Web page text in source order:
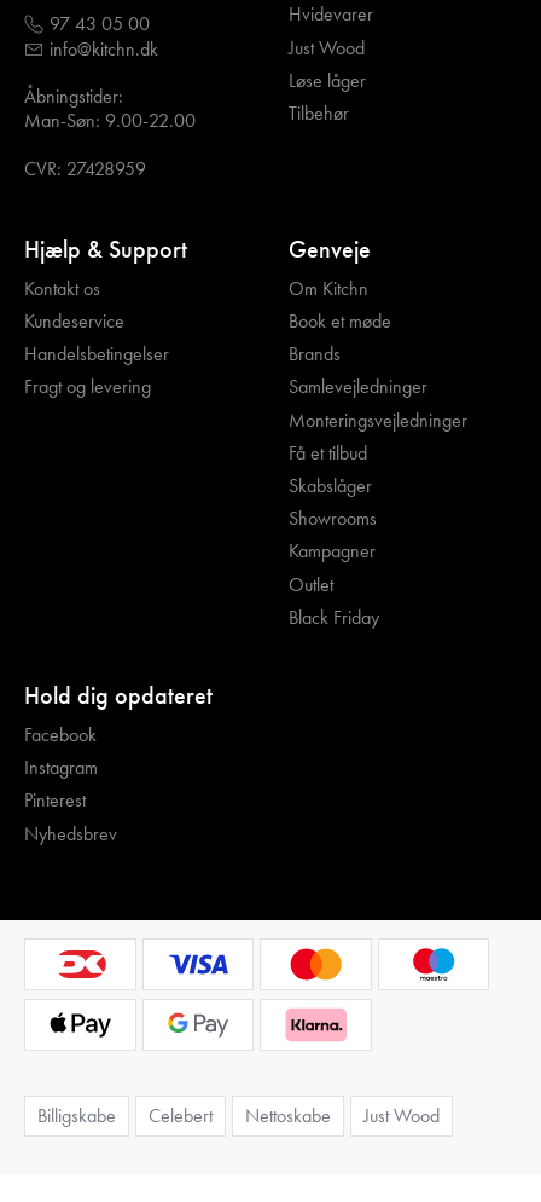
97 43 05 00
info@kitchn.dk
Åbningstider:
Man-Søn: 9.00-22.00
CVR: 27428959
Hvidevarer
Just Wood
Løse låger
Tilbehør
Hjælp & Support
Kontakt os
Kundeservice
Handelsbetingelser
Fragt og levering
Genveje
Om Kitchn
Book et møde
Brands
Samlevejledninger
Monteringsvejledninger
Få et tilbud
Skabslåger
Showrooms
Kampagner
Outlet
Black Friday
Hold dig opdateret
Facebook
Instagram
Pinterest
Nyhedsbrev
Billigskabe Celebert Nettoskabe Just Wood